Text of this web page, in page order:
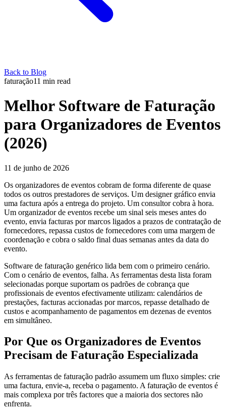
Back to Blog
faturação11 min read
Melhor Software de Faturação
para Organizadores de Eventos
(2026)
11 de junho de 2026
Os organizadores de eventos cobram de forma diferente de quase
todos os outros prestadores de serviços. Um designer gráfico envia
uma factura após a entrega do projeto. Um consultor cobra à hora.
Um organizador de eventos recebe um sinal seis meses antes do
evento, envia facturas por marcos ligados a prazos de contratação de
fornecedores, repassa custos de fornecedores com uma margem de
coordenação e cobra o saldo final duas semanas antes da data do
evento.
Software de faturação genérico lida bem com o primeiro cenário.
Com o cenário de eventos, falha. As ferramentas desta lista foram
selecionadas porque suportam os padrões de cobrança que
profissionais de eventos efectivamente utilizam: calendários de
prestações, facturas accionadas por marcos, repasse detalhado de
custos e acompanhamento de pagamentos em dezenas de eventos
em simultâneo.
Por Que os Organizadores de Eventos
Precisam de Faturação Especializada
As ferramentas de faturação padrão assumem um fluxo simples: crie
uma factura, envie-a, receba o pagamento. A faturação de eventos é
mais complexa por três factores que a maioria dos sectores não
enfrenta.